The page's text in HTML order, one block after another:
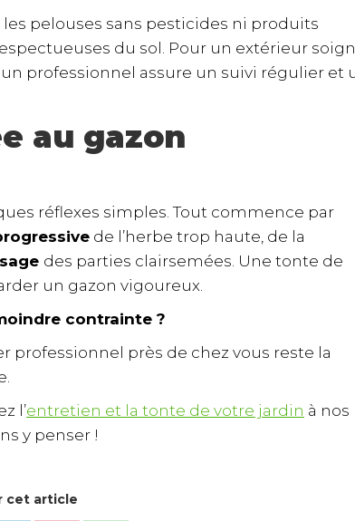
les pelouses sans pesticides ni produits
du sol. Pour un extérieur
professionnel assure un suivi régulier et
au gazon
réflexes simples. Tout commence par
de l’herbe trop haute, de la
des parties clairsemées. Une tonte de
un gazon vigoureux.
contrainte ?
professionnel près de chez vous reste la
l’entretien et la tonte de votre jardin à nos
y penser !
cet article